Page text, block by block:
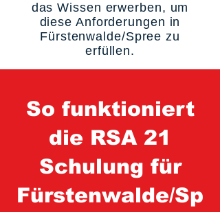
das Wissen erwerben, um
diese Anforderungen in
Fürstenwalde/Spree zu
erfüllen.
So funktioniert
die RSA 21
Schulung für
Fürstenwalde/Sp